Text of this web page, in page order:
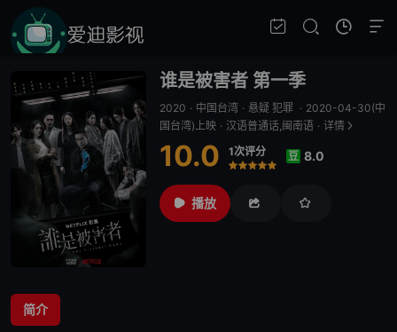
谁是被害者 第一季
2020 · 中国台湾 · 悬疑 犯罪 · 2020-04-30(中
国台湾)上映 · 汉语普通话,闽南语 · 详情
10.0 1次评分
很差
较差
还行推荐力荐
豆 8.0
播放
简介